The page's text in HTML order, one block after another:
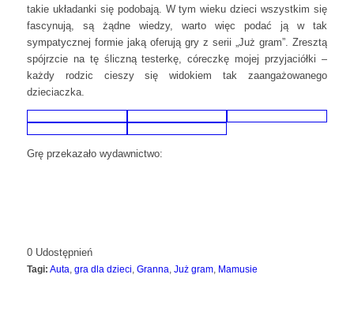
takie układanki się podobają. W tym wieku dzieci wszystkim się
fascynują, są żądne wiedzy, warto więc podać ją w tak
sympatycznej formie jaką oferują gry z serii „Już gram”. Zresztą
spójrzcie na tę śliczną testerkę, córeczkę mojej przyjaciółki –
każdy rodzic cieszy się widokiem tak zaangażowanego
dzieciaczka.
Grę przekazało wydawnictwo:
0 Udostępnień
Tagi: Auta gra dla dzieci Granna Już gram, Mamusie